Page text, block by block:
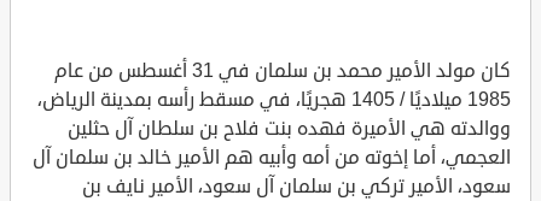
كان مولد الأمير محمد بن سلمان في 31 أغسطس من عام
1985 ميلاديًا / 1405 هجريًا، في مسقط رأسه بمدينة الرياض،
ووالدته هي الأميرة فهده بنت فلاح بن سلطان آل حثلين
العجمي، أما إخوته من أمه وأبيه هم الأمير خالد بن سلمان آل
سعود، الأمير تركي بن سلمان آل سعود، الأمير نايف بن